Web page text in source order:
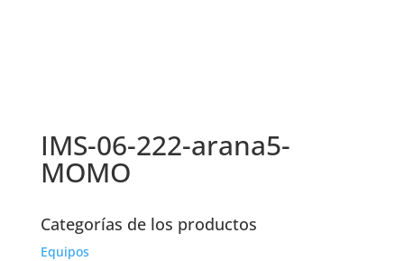
IMS-06-222-arana5-
MOMO
Categorías de los productos
Equipos